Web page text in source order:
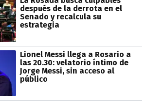
después de la derrota en el
Senado y recalcula su
estrategia
Lionel Messi llega a Rosario a
las 20.30: velatorio íntimo de
Jorge Messi, sin acceso al
público